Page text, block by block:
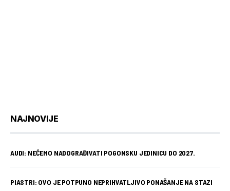
NAJNOVIJE
AUDI: NEĆEMO NADOGRAĐIVATI POGONSKU JEDINICU DO 2027.
PIASTRI: OVO JE POTPUNO NEPRIHVATLJIVO PONAŠANJE NA STAZI